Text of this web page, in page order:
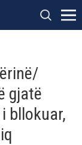
gjatë
bllokuar,